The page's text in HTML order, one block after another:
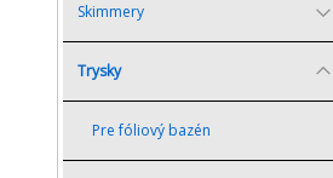
Skimmery
Trysky
Pre fóliový bazén